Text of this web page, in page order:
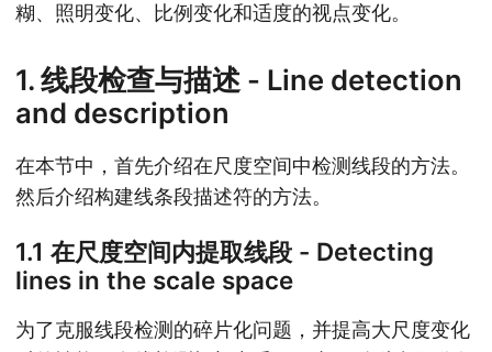
糊、照明变化、比例变化和适度的视点变化。
1. 线段检查与描述 - Line detection
and description
在本节中，首先介绍在尺度空间中检测线段的方法。
然后介绍构建线条段描述符的方法。
1.1 在尺度空间内提取线段 - Detecting
lines in the scale space
为了克服线段检测的碎片化问题，并提高大尺度变化